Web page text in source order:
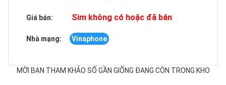
Giá bán: Sim không có hoặc đã bán
Nhà mạng: Vinaphone
MỜI BẠN THAM KHẢO SỐ GẦN GIỐNG ĐANG CÒN TRONG KHO